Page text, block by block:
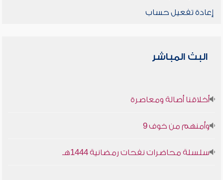
إعادة تفعيل حساب
البث المباشر
أخلاقنا أصالة ومعاصرة
وأمنهم من خوف 9
سلسلة محاضرات نفحات رمضانية 1444هـ